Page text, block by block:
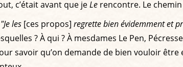
c’était avant que jeLe rencontre. Le
"Je les [ces propos] regrette bien évidemment et
? À qui ? À mesdames Le Pen,
qu’on demande de bien vouloir être